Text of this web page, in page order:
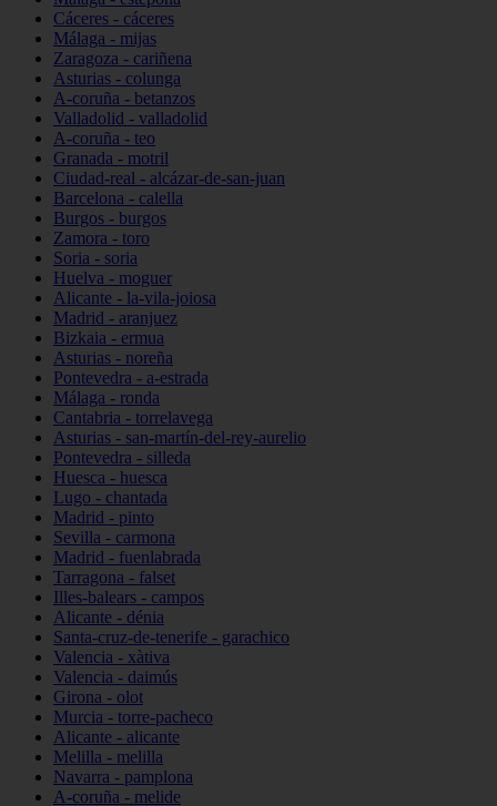
Cáceres - cáceres
Málaga - mijas
Zaragoza - cariñena
Asturias - colunga
A-coruña - betanzos
Valladolid - valladolid
A-coruña - teo
Granada - motril
Ciudad-real - alcázar-de-san-juan
Barcelona - calella
Burgos - burgos
Zamora - toro
Soria - soria
Huelva - moguer
Alicante - la-vila-joiosa
Madrid - aranjuez
Bizkaia - ermua
Asturias - noreña
Pontevedra - a-estrada
Málaga - ronda
Cantabria - torrelavega
Asturias - san-martín-del-rey-aurelio
Pontevedra - silleda
Huesca - huesca
Lugo - chantada
Madrid - pinto
Sevilla - carmona
Madrid - fuenlabrada
Tarragona - falset
Illes-balears - campos
Alicante - dénia
Santa-cruz-de-tenerife - garachico
Valencia - xàtiva
Valencia - daimús
Girona - olot
Murcia - torre-pacheco
Alicante - alicante
Melilla - melilla
Navarra - pamplona
A-coruña - melide